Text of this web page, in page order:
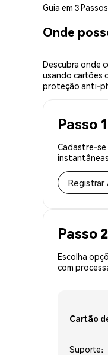
Guia em 3 Passos
Onde
Descubra onde
usando cartões
proteção anti-
Passo
Cadastre-se
Registrar
Passo
Escolha
com
Cartão
Suporte: